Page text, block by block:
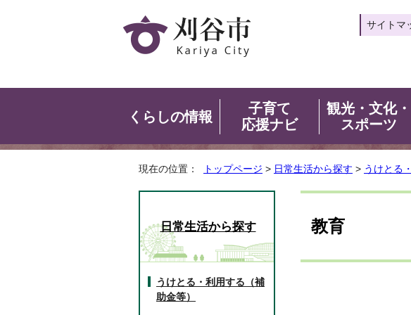
サイトマ
くらしの情報
子育て
応援ナビ
観光・文化・
スポーツ
現在の位置： トップページ > 日常生活から探す > うけとる
教育
日常生活から探す
うけとる・利用する（補
助金等）